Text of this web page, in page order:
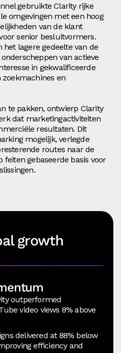
gebruikte Clarity rijke
omgevingen met een hoog
van de klant
senior besluitvormers.
lagere gedeelte van de
van actieve
in gekwalificeerde
en
te pakken, ontwierp Clarity
dat marketingactiviteiten
resultaten. Dit
mogelijk, verlegde
routes naar de
gebaseerde basis voor
growth
outperformed
video views 8% above
delivered at 88% below
efficiency and